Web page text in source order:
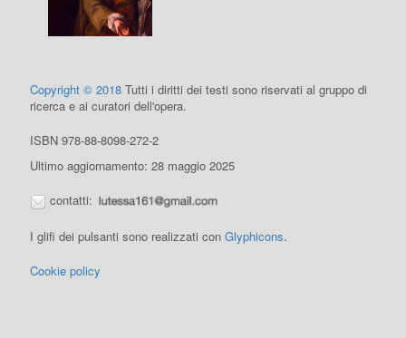
Copyright © 2018 Tutti i diritti dei testi sono riservati al gruppo di
ricerca e ai curatori dell'opera.
ISBN 978-88-8098-272-2
Ultimo aggiornamento: 28 maggio 2025
contatti:
I glifi dei pulsanti sono realizzati conGlyphicons.
Cookie policy